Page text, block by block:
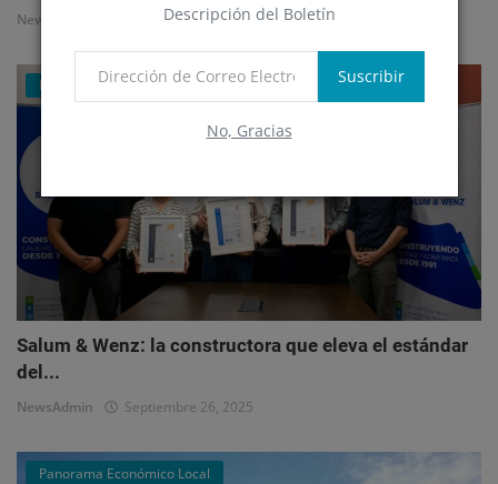
Descripción del Boletín
Suscribir
No, Gracias
NewsAdmin Octubre 1, 2025
Mercado Inmobiliario Empresarial
Salum & Wenz: la constructora que eleva el estándar
del...
NewsAdmin Septiembre 26, 2025
Panorama Económico Local